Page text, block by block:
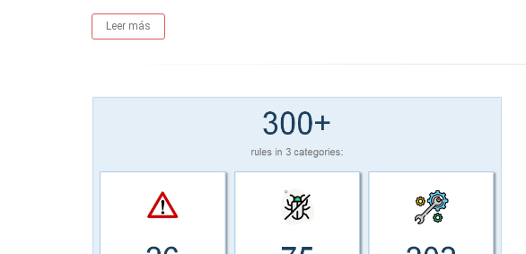
Leer más